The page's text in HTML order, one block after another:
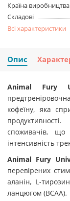
Країна виробництва
Складові
Всі характеристики
Опис
Animal Fury
кофеїну, яка
споживачів, що
інтенсивність
Animal Fury
перевірених
аланін, L-
ланцюгом (BCAA).